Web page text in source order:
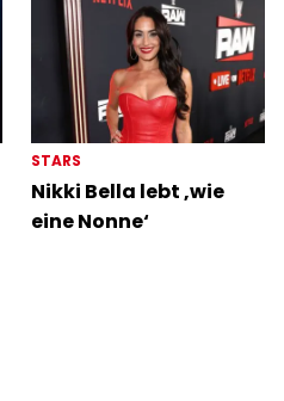
STARS
Nikki Bella lebt ‚wie
eine Nonne‘